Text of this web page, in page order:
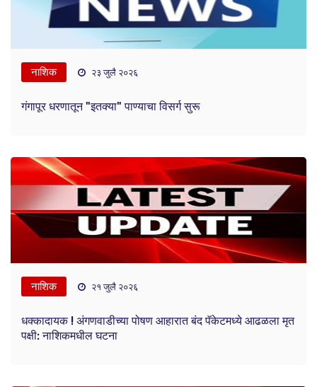
नाशिक २३ जुलै २०२६
गंगापूर धरणातून "इतक्या" पाण्याचा विसर्ग सुरू
नाशिक २१ जुलै २०२६
धक्कादायक ! अंगणवाडीच्या पोषण आहारात बंद पॅकेटमध्ये आढळला मृत
पक्षी: नाशिकमधील घटना